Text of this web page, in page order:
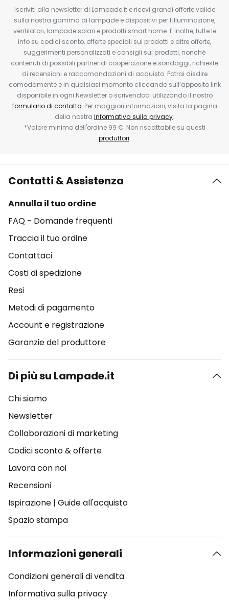
Iscriviti alla newsletter di Lampade.it e ricevi grandi offerte valide
sulla nostra gamma di lampade e dispositivi per l'illuminazione,
ventilatori, lampade solari e prodotti smart home. E inoltre, tutte le
info su codici sconto, offerte speciali sui prodotti e altre offerte,
suggerimenti personalizzati e consigli sui prodotti, nonché
contenuti di possibili partner di cooperazione e sondaggi, richieste
di recensioni e raccomandazioni di acquisto. Potrai disdire
comodamente e in qualsiasi momento cliccando sull’apposito link
disponibile in ogni Newsletter o scrivendoci utilizzando il nostro
formulario di contatto. Per maggiori informazioni, visita la pagina
della nostra Informativa sulla privacy.
*Valore minimo dell'ordine 99 €. Non riscattabile su questi
produttori.
Contatti & Assistenza
Annulla il tuo ordine
FAQ - Domande frequenti
Traccia il tuo ordine
Contattaci
Costi di spedizione
Resi
Metodi di pagamento
Account e registrazione
Garanzie del produttore
Di più su Lampade.it
Chi siamo
Newsletter
Collaborazioni di marketing
Codici sconto & offerte
Lavora con noi
Recensioni
Ispirazione | Guide all'acquisto
Spazio stampa
Informazioni generali
Condizioni generali di vendita
Informativa sulla privacy